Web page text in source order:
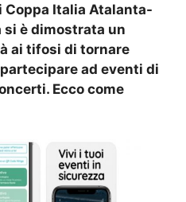
Coppa Italia Atalanta-
si è dimostrata un
ai tifosi di tornare
ad eventi di
Ecco come